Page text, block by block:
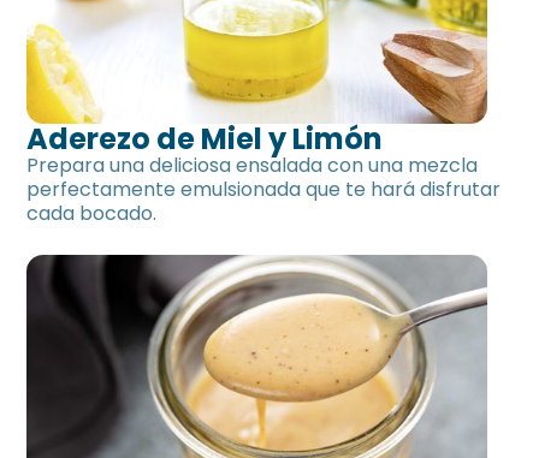
Aderezo de Miel y Limón
Prepara una deliciosa ensalada con una mezcla
perfectamente emulsionada que te hará disfrutar
cada bocado.